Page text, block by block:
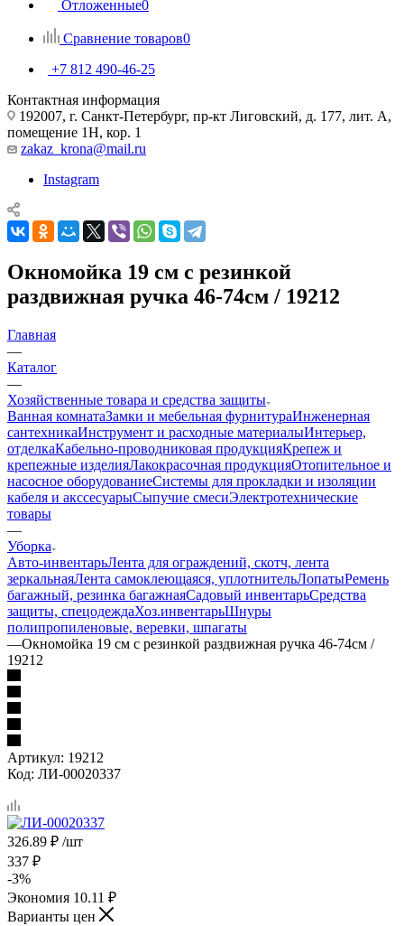
Отложенные0
Сравнение товаров0
+7 812 490-46-25
Контактная информация
192007, г. Санкт-Петербург, пр-кт Лиговский, д. 177, лит. А,
помещение 1Н, кор. 1
zakaz_krona@mail.ru
Instagram
Окномойка 19 см с резинкой
раздвижная ручка 46-74см / 19212
Главная
—
Каталог
—
Хозяйственные товара и средства защиты
Ванная комнатаЗамки и мебельная фурнитураИнженерная
сантехникаИнструмент и расходные материалыИнтерьер,
отделкаКабельно-проводниковая продукцияКрепеж и
крепежные изделияЛакокрасочная продукцияОтопительное и
насосное оборудованиеСистемы для прокладки и изоляции
кабеля и акссесуарыСыпучие смесиЭлектротехнические
товары
—
Уборка
Авто-инвентарьЛента для ограждений, скотч, лента
зеркальнаяЛента самоклеющаяся, уплотнительЛопатыРемень
багажный, резинка багажнаяСадовый инвентарьСредства
защиты, спецодеждаХоз.инвентарьШнуры
полипропиленовые, веревки, шпагаты
—Окномойка 19 см с резинкой раздвижная ручка 46-74см /
19212
Артикул: 19212
Код: ЛИ-00020337
326.89 ₽ /шт
337 ₽
-3%
Экономия 10.11 ₽
Варианты цен